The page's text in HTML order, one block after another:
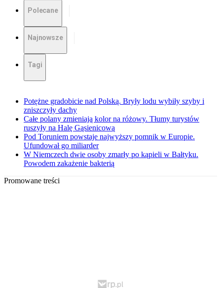
Polecane
Najnowsze
Tagi
Potężne gradobicie nad Polską. Bryły lodu wybiły szyby i
zniszczyły dachy
Całe polany zmieniają kolor na różowy. Tłumy turystów
ruszyły na Halę Gąsienicową
Pod Toruniem powstaje najwyższy pomnik w Europie.
Ufundował go miliarder
W Niemczech dwie osoby zmarły po kąpieli w Bałtyku.
Powodem zakażenie bakterią
Promowane treści